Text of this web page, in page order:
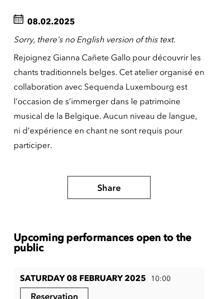
08.02.2025
Sorry, there’s no English version of this text.
Rejoignez Gianna Cañete Gallo pour découvrir les
chants traditionnels belges. Cet atelier organisé en
collaboration avec Sequenda Luxembourg est
l’occasion de s’immerger dans le patrimoine
musical de la Belgique. Aucun niveau de langue,
ni d’expérience en chant ne sont requis pour
participer.
Share
Upcoming performances open to the
public
SATURDAY 08 FEBRUARY 2025 10:00
Reservation